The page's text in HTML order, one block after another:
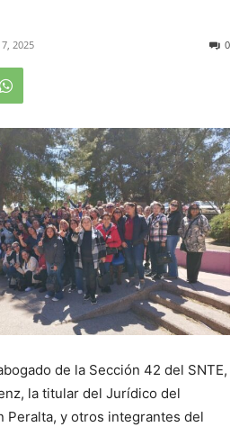
2025 0
de la Sección 42 del SNTE,
la titular del Jurídico del
Peralta, y otros integrantes del